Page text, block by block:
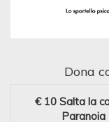
Dona
€ 10 Salta la
Paranoia